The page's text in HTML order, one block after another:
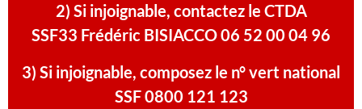
2) Si injoignable, contactez le CTDA
SSF33 Frédéric BISIACCO 06 52 00 04 96
3) Si injoignable, composez le n° vert national
SSF 0800 121 123